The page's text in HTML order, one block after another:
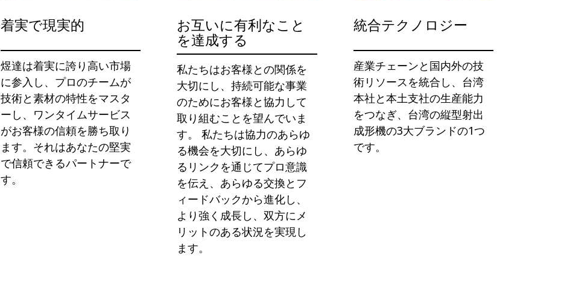
着実で現実的
煜達は着実に誇り高い市場
に参入し、プロのチームが
技術と素材の特性をマスタ
ーし、ワンタイムサービス
がお客様の信頼を勝ち取り
ます。それはあなたの堅実
で信頼できるパートナーで
す。
お互いに有利なこと
を達成する
私たちはお客様との関係を
大切にし、持続可能な事業
のためにお客様と協力して
取り組むことを望んでいま
す。 私たちは協力のあらゆ
る機会を大切にし、あらゆ
るリンクを通じてプロ意識
を伝え、あらゆる交換とフ
ィードバックから進化し、
より強く成長し、双方にメ
リットのある状況を実現し
ます。
統合テクノロジー
産業チェーンと国内外の技
術リソースを統合し、台湾
本社と本土支社の生産能力
をつなぎ、台湾の縦型射出
成形機の3大ブランドの1つ
です。